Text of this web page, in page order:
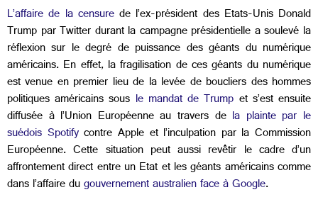
L’affaire de la censurede l’ex-président des Etats-Unis Donald
Trump par Twitter durant la campagne présidentielle a soulevé la
réflexion sur le degré de puissance des géants du numérique
américains. En effet, la fragilisation de ces géants du numérique
est venue en premier lieu de la levée de boucliers des hommes
politiques américains sous le mandat de Trump et s’est ensuite
diffusée à l’Union Européenne au travers dela plainte par le
suédois Spotifycontre Apple et l’inculpation par la Commission
Européenne. Cette situation peut aussi revêtir le cadre d’un
affrontement direct entre un Etat et les géants américains comme
dans l’affaire dugouvernement australien face à Google.